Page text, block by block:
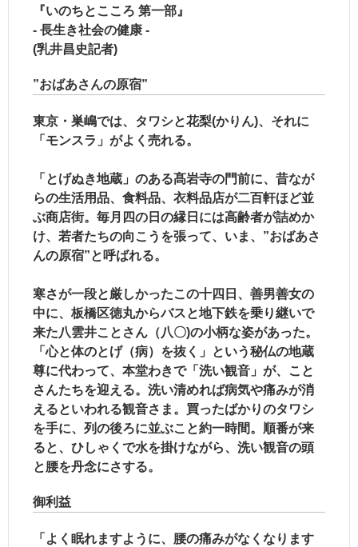
『いのちとこころ 第一部』
- 長生き社会の健康 -
(乳井昌史記者)
”おばあさんの原宿”
東京・巣嶋では、タワシと花梨(かりん)、それに
「モンスラ」がよく売れる。
「とげぬき地蔵」のある髙岩寺の門前に、昔なが
らの生活用品、食料品、衣料品店が二百軒ほど並
ぶ商店街。毎月四の日の縁日には高齢者が詰めか
け、若者たちの向こうを張って、いま、 ”おばあさ
んの原宿”と呼ばれる。
寒さが一段と厳しかったこの十四日、善男善女の
中に、板橋区徳丸からバスと地下鉄を乗り継いで
来た八雲井ことさん（八〇)の小柄な姿があった。
「心と体のとげ（病）を抜く」という秘仏の地蔵
尊に代わって、本堂わきで「洗い観音」が、こと
さんたちを迎える。洗い清めれば病気や痛みが消
えるといわれる観音さま。買ったばかりのタワシ
を手に、列の後ろに並ぶこと約一時間。順番が来
ると、ひしゃくで水を掛けながら、洗い観音の頭
と腰を丹念にさする。
御利益
「よく眠れますように、腰の痛みがなくなります